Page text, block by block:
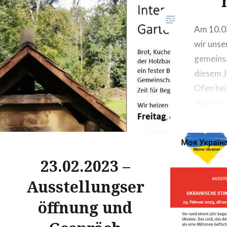
für die…
Am
wir
diesem
Ofen
kommen
23.02.2023 –
Ausstellungser
öffnung und